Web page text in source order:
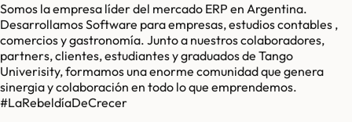
Somos la empresa líder del mercado ERP en Argentina.
Desarrollamos Software para empresas, estudios contables ,
comercios y gastronomía. Junto a nuestros colaboradores,
partners, clientes, estudiantes y graduados de Tango
Univerisity, formamos una enorme comunidad que genera
sinergia y colaboración en todo lo que emprendemos.
#LaRebeldíaDeCrecer